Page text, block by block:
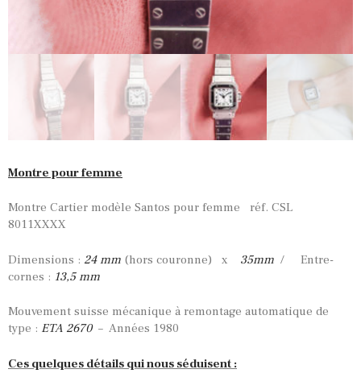
Montre pour femme
Montre Cartier modèle Santos pour femme réf. CSL
8011XXXX
Dimensions : 24 mm (hors couronne) x 35mm / Entre-
cornes : 13,5 mm
Mouvement suisse mécanique à remontage automatique de
type : ETA 2670– Années 1980
Ces quelques détails qui nous séduisent :